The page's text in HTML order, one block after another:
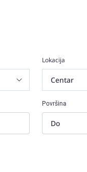
Lokacija
Centar
Površina